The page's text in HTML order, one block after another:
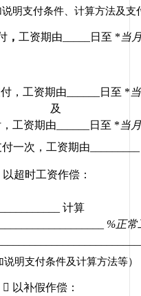
说明支付条件、计算方法及支
， 工资期由 日至 * 当
，工资期由 日至 *
及
工资期由 日至 * 当
付一次，工资期由
以超时工资作偿：
计算
%正常
说明支付条件及计算方法等）
 以补假作偿：